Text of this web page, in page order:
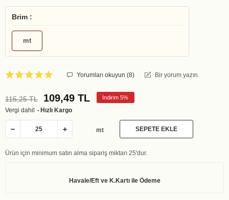
Brim :
mt
Yorumları okuyun (8) Bir yorum yazın
115,25 TL 109,49 TL İndirim 5%
Vergi dahil Hızlı Kargo
mt SEPETE EKLE
Ürün için minimum satın alma sipariş miktarı 25'dur.